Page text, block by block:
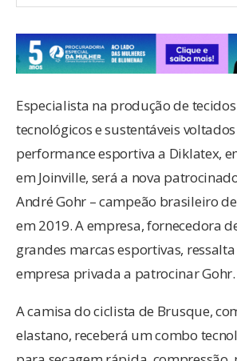
Especialista na produção de
tecnológicos e sustentáveis
performance esportiva a Diklatex,
em Joinville, será a nova
André Gohr – campeão brasileiro
em 2019. A empresa, fornecedora
grandes marcas esportivas,
empresa privada a patrocinar Gohr.
A camisa do ciclista de Brusque,
elastano, receberá um combo